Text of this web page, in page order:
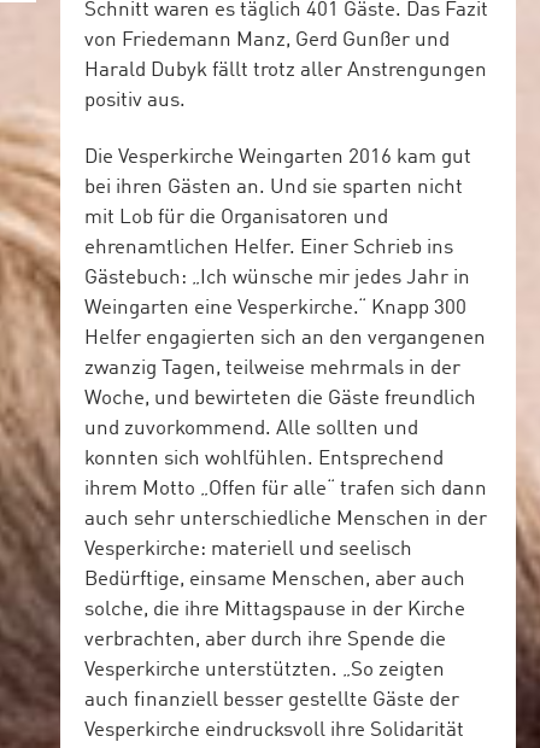
Schnitt waren es täglich 401 Gäste. Das Fazit
von Friedemann Manz, Gerd Gunßer und
Harald Dubyk fällt trotz aller Anstrengungen
positiv aus.
Die Vesperkirche Weingarten 2016 kam gut
bei ihren Gästen an. Und sie sparten nicht
mit Lob für die Organisatoren und
ehrenamtlichen Helfer. Einer Schrieb ins
Gästebuch: „Ich wünsche mir jedes Jahr in
Weingarten eine Vesperkirche.“ Knapp 300
Helfer engagierten sich an den vergangenen
zwanzig Tagen, teilweise mehrmals in der
Woche, und bewirteten die Gäste freundlich
und zuvorkommend. Alle sollten und
konnten sich wohlfühlen. Entsprechend
ihrem Motto „Offen für alle“ trafen sich dann
auch sehr unterschiedliche Menschen in der
Vesperkirche: materiell und seelisch
Bedürftige, einsame Menschen, aber auch
solche, die ihre Mittagspause in der Kirche
verbrachten, aber durch ihre Spende die
Vesperkirche unterstützten. „So zeigten
auch finanziell besser gestellte Gäste der
Vesperkirche eindrucksvoll ihre Solidarität